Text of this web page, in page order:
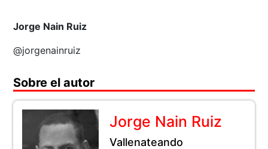
Jorge Nain Ruiz
@jorgenainruiz
Sobre el autor
Jorge Nain Ruiz
Vallenateando